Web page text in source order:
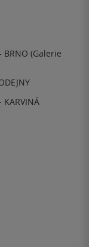
BRNO (Galerie
KARVINÁ